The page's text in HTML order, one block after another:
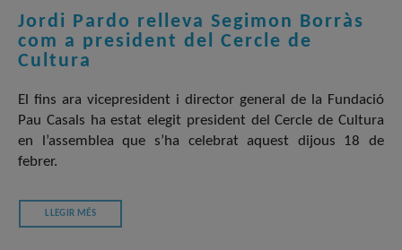
Jordi Pardo relleva Segimon Borràs
com a president del Cercle de
Cultura
El fins ara vicepresident i director general de la Fundació
Pau Casals ha estat elegit president del Cercle de Cultura
en l’assemblea que s’ha celebrat aquest dijous 18 de
febrer.
LLEGIR MÉS